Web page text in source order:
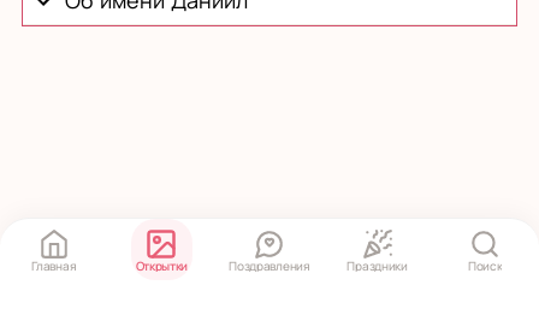
Главная Открытки Поздравления Праздники Поиск